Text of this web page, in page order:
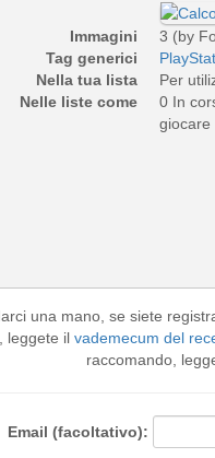
Immagini
3 (by
Tag generici
Nella tua lista
Per
Nelle liste come
0 In
giocare
una mano, se siete
, leggete il vademecum del
raccomando,
Email (facoltativo):